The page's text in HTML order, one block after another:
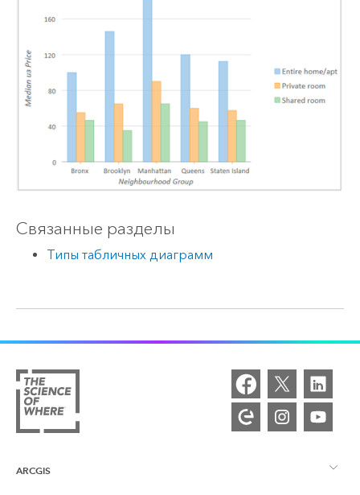
Связанные разделы
Типы табличных диаграмм
ARCGIS